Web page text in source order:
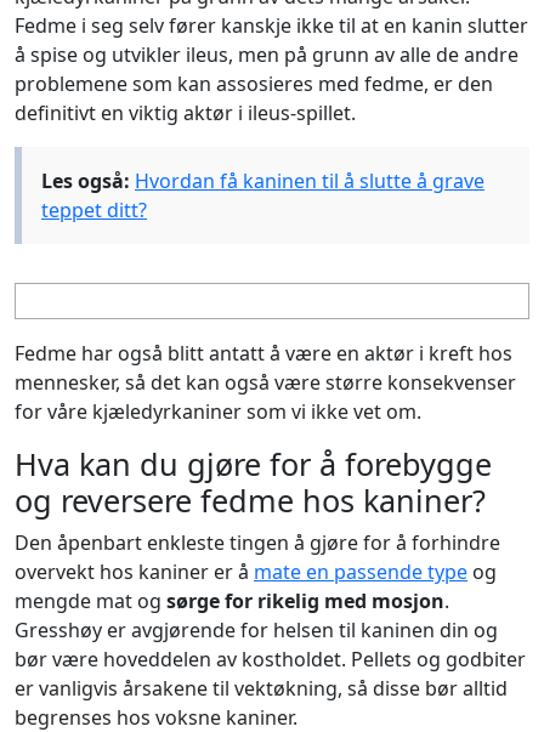
Fedme i seg selv fører kanskje ikke til at en kanin slutter
å spise og utvikler ileus, men på grunn av alle de andre
problemene som kan assosieres med fedme, er den
definitivt en viktig aktør i ileus-spillet.
Les også: Hvordan få kaninen til å slutte å grave
teppet ditt?
Fedme har også blitt antatt å være en aktør i kreft hos
mennesker, så det kan også være større konsekvenser
for våre kjæledyrkaniner som vi ikke vet om.
Hva kan du gjøre for å forebygge
og reversere fedme hos kaniner?
Den åpenbart enkleste tingen å gjøre for å forhindre
overvekt hos kaniner er å mate en passende type og
mengde mat og sørge for rikelig med mosjon.
Gresshøy er avgjørende for helsen til kaninen din og
bør være hoveddelen av kostholdet. Pellets og godbiter
er vanligvis årsakene til vektøkning, så disse bør alltid
begrenses hos voksne kaniner.